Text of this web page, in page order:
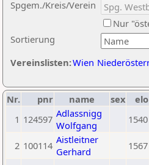
Sortierung
Spgem./Kreis/Verein
Nur
Vereinslisten:Wien
Nr. pnr name sex elo
1 124597 Adlassnigg
Wolfgang
1540
2 100114 Aistleitner
Gerhard
1567